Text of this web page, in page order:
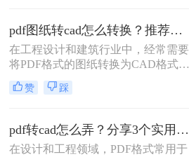
因其可编辑性和精确性成为行业标
准。因此，将PDF图纸转换成CAD图
纸成为许多设计师和工程师的常见需
求。那么pdf图纸如何转换成cad图纸
呢？本文将介绍三种将PDF图纸转换
成CAD图纸的方法。
pdf图纸转cad怎么转换？推荐二个实用转换方法！
在工程设计和建筑行业中，经常需要
将PDF格式的图纸转换为CAD格式，
以便进行进一步的编辑和修改。那么
pdf图纸转cad怎么转换呢？本文将介
图纸的方法，帮助您根据不同的需求
选择最合适的方式
赞 踩
pdf转cad怎么弄？分享3个实用可靠的方法！
在设计和工程领域，PDF格式常用于